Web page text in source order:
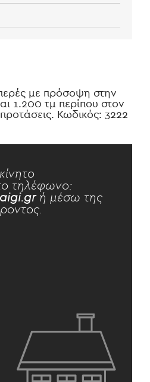
με πρόσοψη στην
1.200 τμ περίπου στον
Κωδικός: 3222
τηλέφωνο:
ή μέσω της